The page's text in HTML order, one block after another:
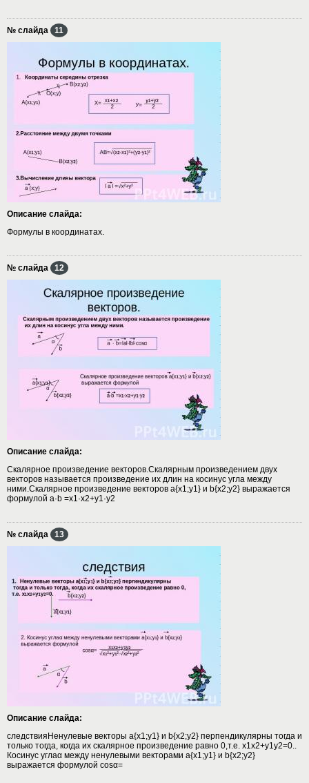
№ слайда 11
Описание слайда:
Формулы в координатах.
№ слайда 12
Описание слайда:
Скалярное произведение векторов.Скалярным произведением двух
векторов называется произведение их длин на косинус угла между
ними.Cкалярное произведение векторов a{x1;y1} и b{x2;y2} выражается
формулой а·b =x1·x2+y1·y2
№ слайда 13
Описание слайда:
следствияНенулевые векторы а{x1;y1} и b{x2;y2} перпендикулярны тогда и
только тогда, когда их скалярное произведение равно 0,т.е. х1х2+у1у2=0..
Косинус углаα между ненулевыми векторами а{x1;y1} и b{x2;y2}
выражается формулой cosα=